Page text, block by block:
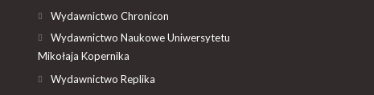
Wydawnictwo Chronicon
Wydawnictwo Naukowe Uniwersytetu
Mikołaja Kopernika
Wydawnictwo Replika